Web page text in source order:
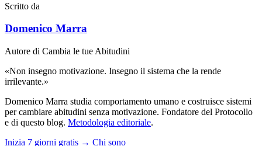
Scritto da
Domenico Marra
Autore di Cambia le tue Abitudini
«Non insegno motivazione. Insegno il sistema che la rende
irrilevante.»
Domenico Marra studia comportamento umano e costruisce sistemi
per cambiare abitudini senza motivazione. Fondatore del Protocollo
e di questo blog. Metodologia editoriale.
Inizia 7 giorni gratis → Chi sono